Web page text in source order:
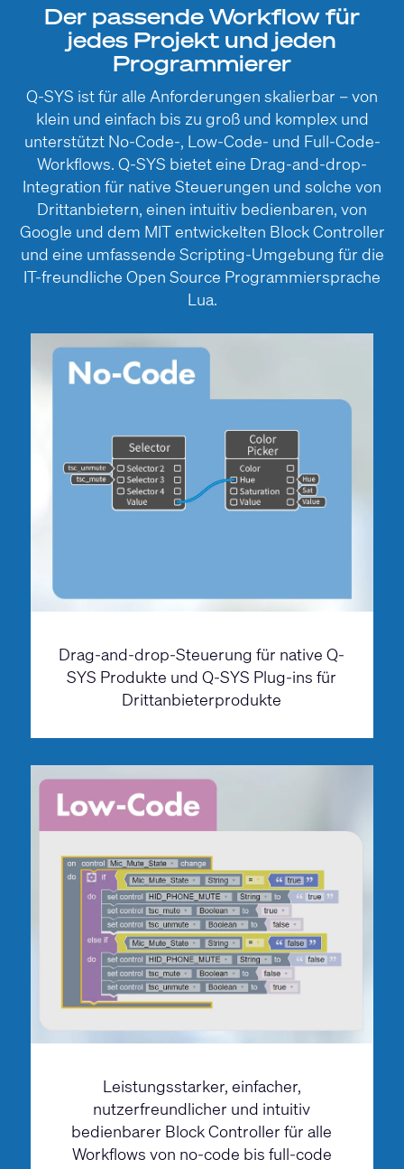
Der passende Workflow für
jedes Projekt und jeden
Programmierer
Q-SYS ist für alle Anforderungen skalierbar – von
klein und einfach bis zu groß und komplex und
unterstützt No-Code-, Low-Code- und Full-Code-
Workflows. Q-SYS bietet eine Drag-and-drop-
Integration für native Steuerungen und solche von
Drittanbietern, einen intuitiv bedienbaren, von
Google und dem MIT entwickelten Block Controller
und eine umfassende Scripting-Umgebung für die
IT-freundliche Open Source Programmiersprache
Lua.
Drag-and-drop-Steuerung für native Q-
SYS Produkte und Q-SYS Plug-ins für
Drittanbieterprodukte
Leistungsstarker, einfacher,
nutzerfreundlicher und intuitiv
bedienbarer Block Controller für alle
Workflows von no-code bis full-code